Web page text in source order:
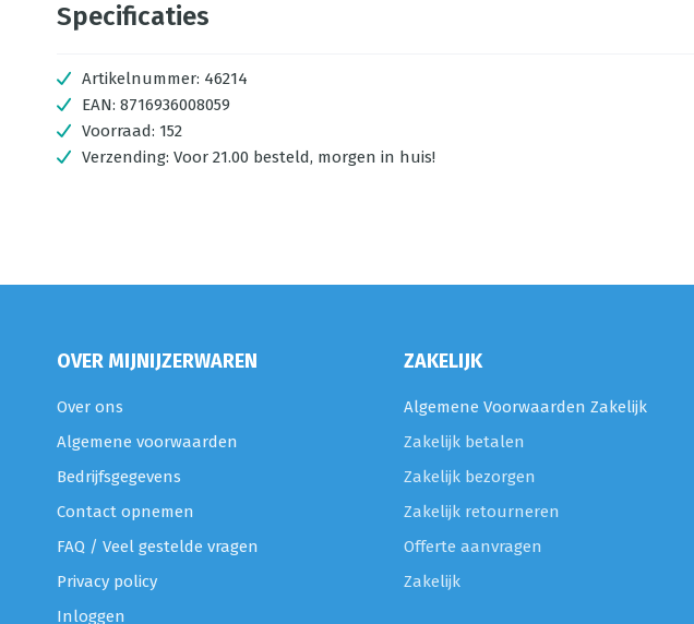
Specificaties
Artikelnummer: 46214
EAN: 8716936008059
Voorraad: 152
Verzending: Voor 21.00 besteld, morgen in huis!
OVER MIJNIJZERWAREN
Over ons
Algemene voorwaarden
Bedrijfsgegevens
Contact opnemen
FAQ / Veel gestelde vragen
Privacy policy
Inloggen
ZAKELIJK
Algemene Voorwaarden Zakelijk
Zakelijk betalen
Zakelijk bezorgen
Zakelijk retourneren
Offerte aanvragen
Zakelijk